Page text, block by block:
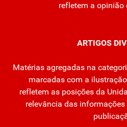
refletem a opinião
ARTIGOS
Matérias agregadas na
marcadas com a
refletem as posições da
relevância das